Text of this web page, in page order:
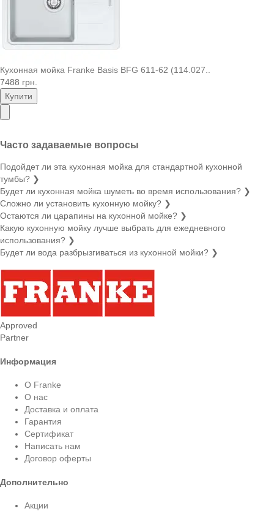
Кухонная мойка Franke Basis BFG 611-62 (114.027..
7488 грн.
Купити
Часто задаваемые вопросы
Подойдет ли эта кухонная мойка для стандартной кухонной
тумбы? ❯
Будет ли кухонная мойка шуметь во время использования? ❯
Сложно ли установить кухонную мойку? ❯
Остаются ли царапины на кухонной мойке? ❯
Какую кухонную мойку лучше выбрать для ежедневного
использования? ❯
Будет ли вода разбрызгиваться из кухонной мойки? ❯
Approved
Partner
Информация
О Franke
О нас
Доставка и оплата
Гарантия
Сертификат
Написать нам
Договор оферты
Дополнительно
Акции